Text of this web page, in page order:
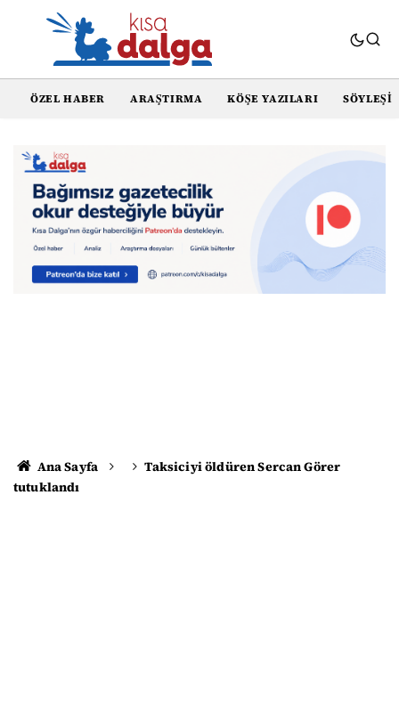
ÖZEL HABER ARAŞTIRMA KÖŞE YAZILARI SÖYLEŞI
Ana Sayfa
Taksiciyi öldüren Sercan Görer
tutuklandı